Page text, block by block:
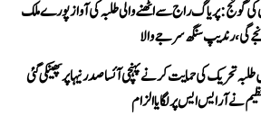
گونج: پریاگ راج سے اٹھنے والی طلبہ کی آواز پورے ملک
گی، رندیپ سنگھ سرجے والا
تحریک کی حمایت کرنے پہنچی آئسا صدر نیہا پر پھینکی گئی
نے آر ایس ایس پر لگایا الزام